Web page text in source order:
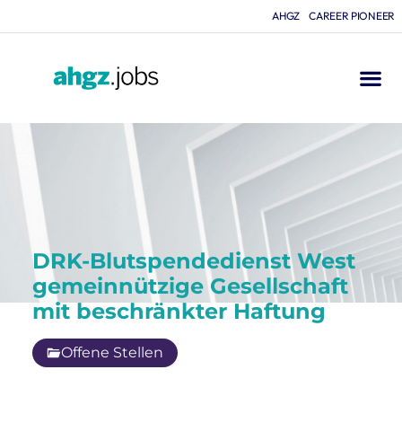
AHGZ CAREER PIONEER
DRK-Blutspendedienst West
gemeinnützige Gesellschaft
mit beschränkter Haftung
Offene Stellen